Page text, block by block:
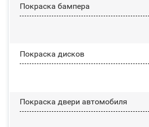
Покраска бампера
Покраска дисков
Покраска двери автомобиля